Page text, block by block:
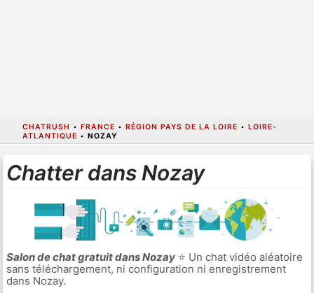
CHATRUSH • FRANCE • RÉGION PAYS DE LA LOIRE • LOIRE-
ATLANTIQUE • NOZAY
Chatter dans Nozay
Salon de chat gratuit dans Nozay⭐ Un chat vidéo aléatoire
sans téléchargement, ni configuration ni enregistrement
dans Nozay.